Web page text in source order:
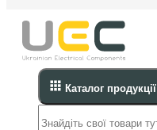
Каталог продукції